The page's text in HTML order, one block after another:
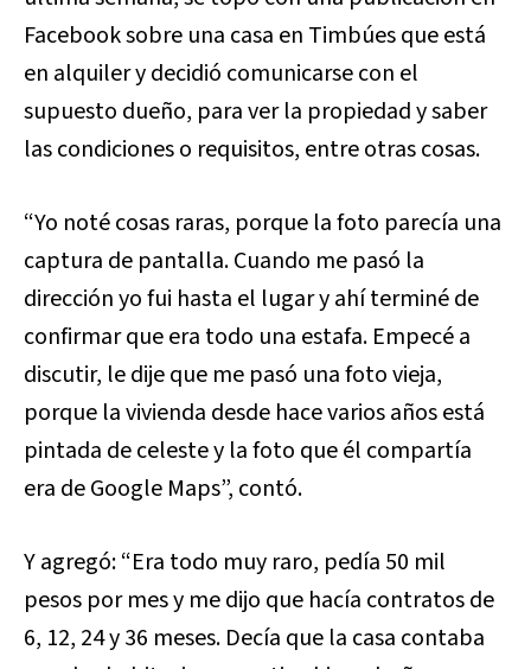
Facebook sobre una casa en Timbúes que está
en alquiler y decidió comunicarse con el
supuesto dueño, para ver la propiedad y saber
las condiciones o requisitos, entre otras cosas.
“Yo noté cosas raras, porque la foto parecía una
captura de pantalla. Cuando me pasó la
dirección yo fui hasta el lugar y ahí terminé de
confirmar que era todo una estafa. Empecé a
discutir, le dije que me pasó una foto vieja,
porque la vivienda desde hace varios años está
pintada de celeste y la foto que él compartía
era de Google Maps”, contó.
Y agregó: “Era todo muy raro, pedía 50 mil
pesos por mes y me dijo que hacía contratos de
6, 12, 24 y 36 meses. Decía que la casa contaba